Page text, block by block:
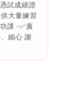
試成績證
大量練習
課 -✅廣
細心 謝